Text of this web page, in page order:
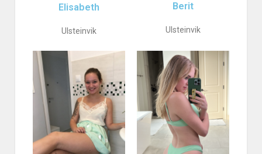
Elisabeth
Ulsteinvik
Berit
Ulsteinvik